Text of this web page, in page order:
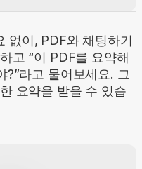
없이, PDF와 채팅하기
고 “이 PDF를 요약해
?”라고 물어보세요. 그
요약을 받을 수 있습